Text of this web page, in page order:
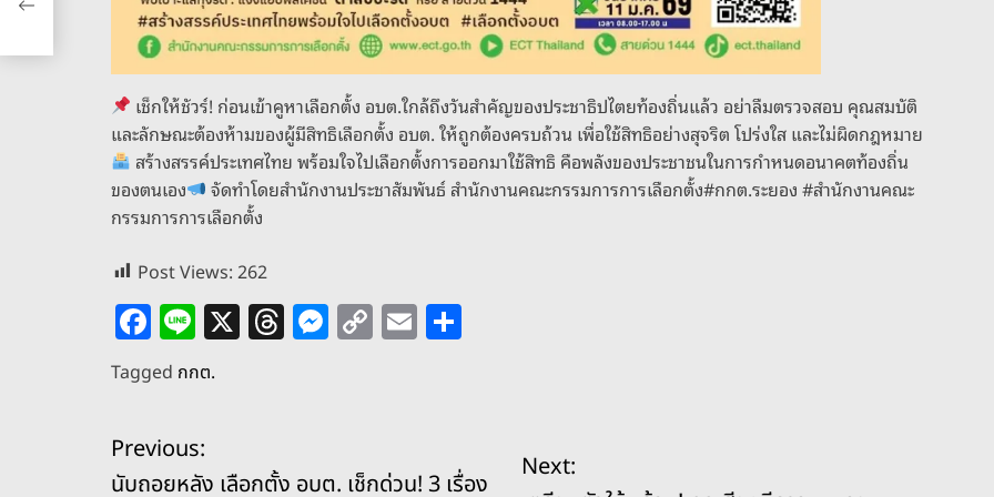
เช็กให้ชัวร์! ก่อนเข้าคูหาเลือกตั้ง อบต.ใกล้ถึงวันสำคัญของประชาธิปไตยท้องถิ่นแล้ว อย่าลืมตรวจสอบ คุณสมบัติ
และลักษณะต้องห้ามของผู้มีสิทธิเลือกตั้ง อบต. ให้ถูกต้องครบถ้วน เพื่อใช้สิทธิอย่างสุจริต โปร่งใส และไม่ผิดกฎหมาย
สร้างสรรค์ประเทศไทย พร้อมใจไปเลือกตั้งการออกมาใช้สิทธิ คือพลังของประชาชนในการกำหนดอนาคตท้องถิ่น
ของตนเอง
จัดทำโดยสำนักงานประชาสัมพันธ์ สำนักงานคณะกรรมการการเลือกตั้ง#กกต.ระยอง #สำนักงานคณะ
กรรมการการเลือกตั้ง
Post Views:262
F
a
c
e
b
Li
n
e
X T
h
d
M
e
n
C
o
Li
E
m
Tagged กกต.
แ
Previous:
นับถอยหลัง เลือกตั้ง อบต. เช็กด่วน! 3 เรื่อง
Next: